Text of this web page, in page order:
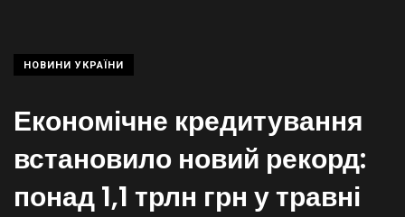
НОВИНИ УКРАЇНИ
Економічне кредитування
встановило новий рекорд:
понад 1,1 трлн грн у травні